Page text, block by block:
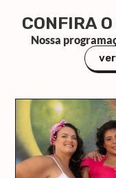
CONFIRA
Nossa